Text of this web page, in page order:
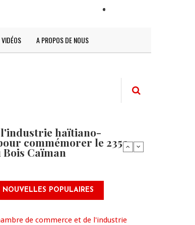
VIDÉOS A PROPOS DE NOUS
l'industrie haïtiano-
commémorer le 235e
Caïman
NOUVELLES POPULAIRES